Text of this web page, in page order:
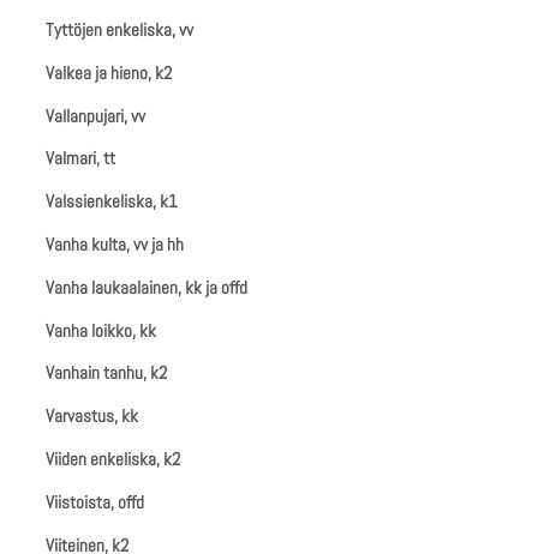
Tyttöjen enkeliska, vv
Valkea ja hieno, k2
Vallanpujari, vv
Valmari, tt
Valssienkeliska, k1
Vanha kulta, vv ja hh
Vanha laukaalainen, kk ja offd
Vanha loikko, kk
Vanhain tanhu, k2
Varvastus, kk
Viiden enkeliska, k2
Viistoista, offd
Viiteinen, k2